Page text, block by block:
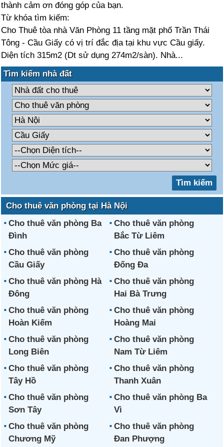
thành cảm ơn đóng góp của bạn.
Từ khóa tìm kiếm:
Cho Thuê tòa nhà Văn Phòng 11 tầng mặt phố Trần Thái
Tông - Cầu Giấy có vị trí đắc địa tại khu vực Cầu giấy.
Diện tích 315m2 (Dt sử dụng 274m2/sàn). Nhà...
Tìm kiếm nhà đất
Cho thuê văn phòng tại Hà Nội
Cho thuê văn phòng Ba
Đình
Cho thuê văn phòng
Bắc Từ Liêm
Cho thuê văn phòng
Cầu Giấy
Cho thuê văn phòng
Đống Đa
Cho thuê văn phòng Hà
Đông
Cho thuê văn phòng
Hai Bà Trưng
Cho thuê văn phòng
Hoàn Kiếm
Cho thuê văn phòng
Hoàng Mai
Cho thuê văn phòng
Long Biên
Cho thuê văn phòng
Nam Từ Liêm
Cho thuê văn phòng
Tây Hồ
Cho thuê văn phòng
Thanh Xuân
Cho thuê văn phòng
Sơn Tây
Cho thuê văn phòng Ba
Vì
Cho thuê văn phòng
Chương Mỹ
Cho thuê văn phòng
Đan Phượng